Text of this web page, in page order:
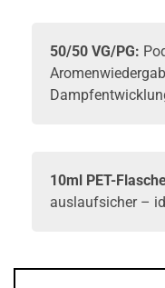
50/50 VG/PG:
10ml PET-
auslaufsicher –